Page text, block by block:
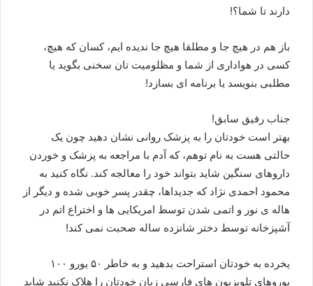
دارند تا شما؟!
باز هم در هیچ جا و مطلقا هیچ جا ندیده ایم، کسان که هیچ،
کسی در هواداری از شما و مظلومیت تان سخنی بگوید یا
مطلبی بنویسد یا برنامه ای بسازد!
جناب رفیق سابق!
بهتر است خودتان را به پزشک روانی نشان دهید چون یک
حالتی هست به نام توهم، که آدم با مراجعه به پزشک و خوردن
داروهای سنگین شاید بتواند خود را معالجه کند. نگاه کنید به
محمود احمدی نژاد که جدیداها، چقدر پسر خوبی شده و دیگر از
هاله ی نور و اتمی شدن توسط امریکایی ها و اختراع اتم در
آشپزخانه توسط دختر شانزده ساله صحبت نمی کند!
یخرده به خودتان استراحت بدهید و به خاطر ۵۰ یورو ۱۰۰
یوروهای تلویزیون های فارسی زبان خودتان را هلاک نکنید شاید